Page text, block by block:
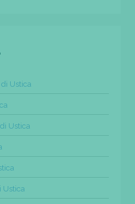
Ustica
Ustica
Ustica